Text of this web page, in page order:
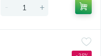
- +